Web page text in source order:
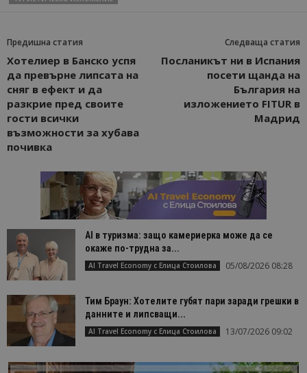
Предишна статия
Хотелиер в Банско успя
да превърне липсата на
сняг в ефект и да
разкрие пред своите
гости всички
възможности за хубава
почивка
Следваща статия
Посланикът ни в Испания
посети щанда на
България на
изложението FITUR в
Мадрид
AI в туризма: защо камериерка може да се
окаже по-трудна за...
AI Travel Economy с Елица Стоилова 05/08/2026 08:28
Тим Браун: Хотелите губят пари заради грешки в
данните и липсващи...
AI Travel Economy с Елица Стоилова 13/07/2026 09:02